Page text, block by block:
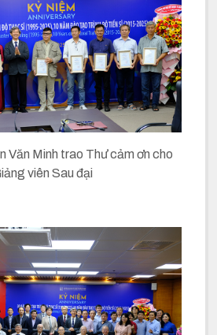
Văn Minh trao Thư cảm ơn cho
viên Sau đại